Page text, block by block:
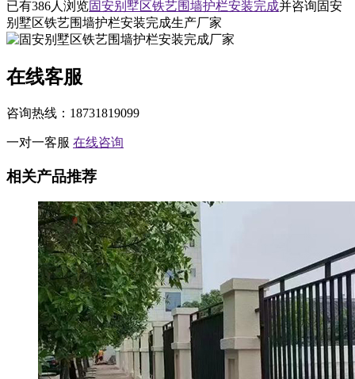
已有386人浏览固安别墅区铁艺围墙护栏安装完成并咨询固安
别墅区铁艺围墙护栏安装完成生产厂家
在线客服
咨询热线：18731819099
一对一客服 在线咨询
相关产品推荐